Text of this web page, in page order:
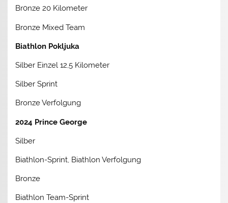
Br0nze 20 Kilometer
Bronze Mixed Team
Biathlon Pokljuka
Silber Einzel 12,5 Kilometer
Silber Sprint
Bronze Verfolgung
2024 Prince George
Silber
Biathlon-Sprint, Biathlon Verfolgung
Bronze
Biathlon Team-Sprint